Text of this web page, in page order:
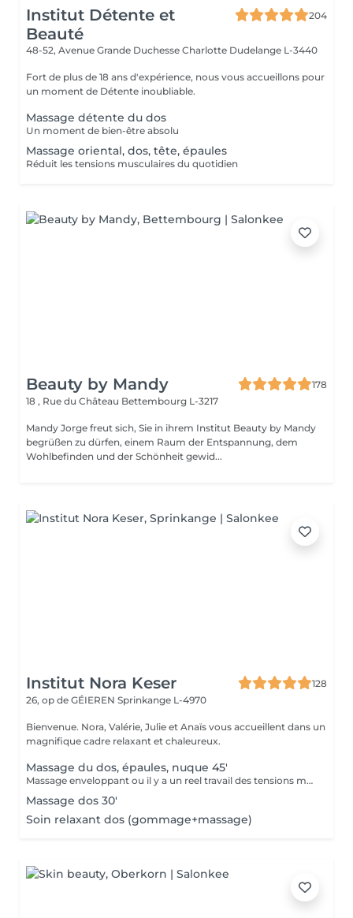
Institut Détente et
Beauté
204
48-52, Avenue Grande Duchesse Charlotte Dudelange L-3440
Fort de plus de 18 ans d'expérience, nous vous accueillons pour
un moment de Détente inoubliable.
Massage détente du dos
Un moment de bien-être absolu
Massage oriental, dos, tête, épaules
Réduit les tensions musculaires du quotidien
Beauty by Mandy
178
18 , Rue du Château Bettembourg L-3217
Mandy Jorge freut sich, Sie in ihrem Institut Beauty by Mandy
begrüßen zu dürfen, einem Raum der Entspannung, dem
Wohlbefinden und der Schönheit gewid...
Institut Nora Keser
128
26, op de GÉIEREN Sprinkange L-4970
Bienvenue. Nora, Valérie, Julie et Anaïs vous accueillent dans un
magnifique cadre relaxant et chaleureux.
Massage du dos, épaules, nuque 45'
Massage enveloppant ou il y a un reel travail des tensions musculaires. axé sur le dos mais avec un reel benefice pour la nuque et les épaules.
Massage dos 30'
Soin relaxant dos (gommage+massage)